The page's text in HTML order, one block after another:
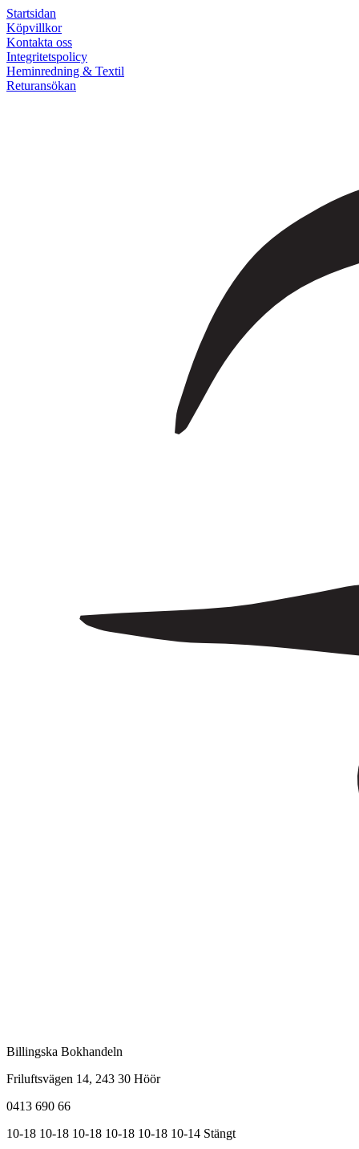
Startsidan
Köpvillkor
Kontakta oss
Integritetspolicy
Heminredning & Textil
Returansökan
Billingska Bokhandeln
Friluftsvägen 14, 243 30 Höör
0413 690 66
10-18 10-18 10-18 10-18 10-18 10-14 Stängt